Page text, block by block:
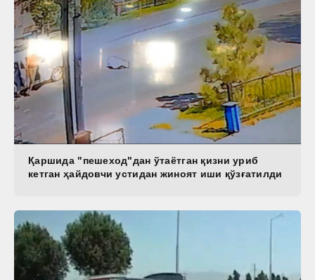
Қаршида "пешеход"дан ўтаётган қизни уриб
кетган ҳайдовчи устидан жиноят иши қўзғатилди